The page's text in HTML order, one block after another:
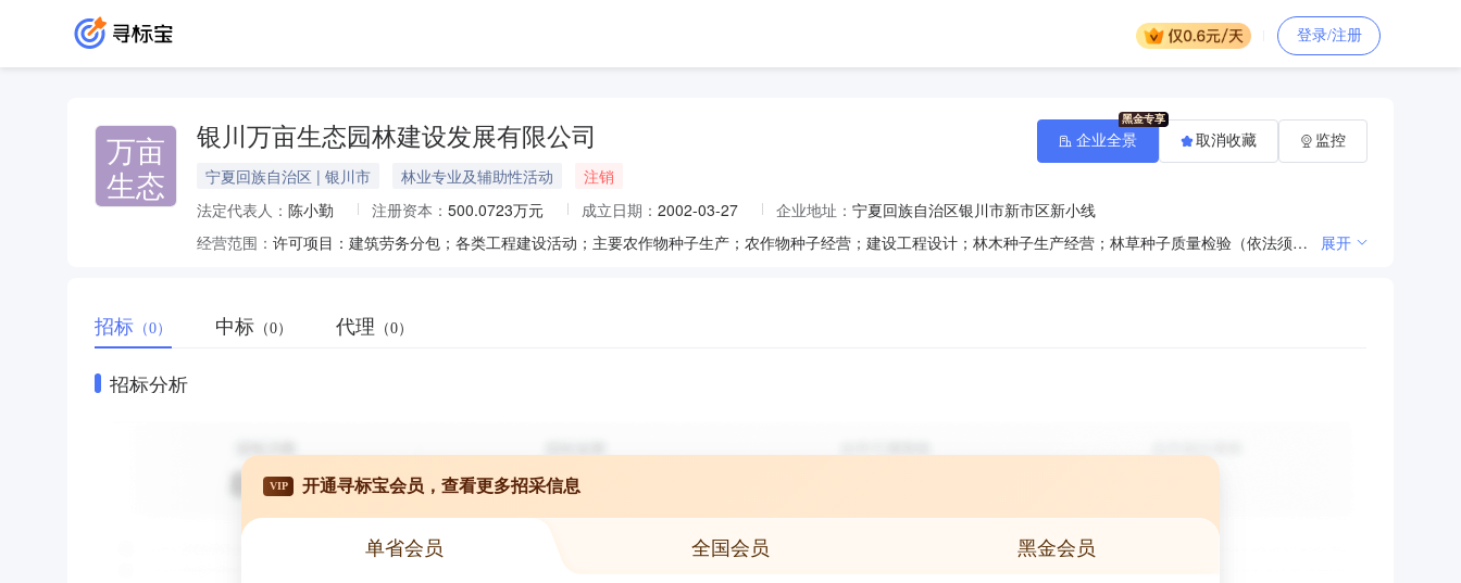
登录/注册
万亩
生态
银川万亩生态园林建设发展有限公司
宁夏回族自治区 | 银川市 林业专业及辅助性活动
注销
法定代表人： 陈小勤 注册资本： 500.0723万元 成立日期： 2002-03-27 企业地址： 宁夏回族自治区银川市新市区新小线
经营范围：
许可项目：建筑劳务分包；各类工程建设活动；主要农作物种子生产；农作物种子经营；建设工程设计；林木种子生产经营；林草种子质量检验（依法须经批准的项目，经相关部门批准后方可开展经营活动）一般项目：城市绿化管理；园林绿化工程施工；规划设计管理；花卉种植；花卉绿植租借与代管理；日用品销售；农副产品销售；非主要农作物种子生产；工程管理服务；互联网销售（除销售需要许可的商品）；劳务服务（不含劳务派遣）；林业机械服务；城市公园管理；林业产品销售；树木种植经营；物业管理；土地整治服务；园艺产品种植；自然生态系统保护管理；环境应急治理服务；农业园艺服务；农作物栽培服务；农产品的生产、销售、加工、运输、贮藏及其他相关服务（除许可业务外，可自主依法经营法律法规非禁止或限制的项目） 展开
企业全景 取消收藏 监控
招标 （0） 中标 （0） 代理 （0）
招标分析
VIP 开通寻标宝会员，查看更多招采信息
单省会员 全国会员 黑金会员